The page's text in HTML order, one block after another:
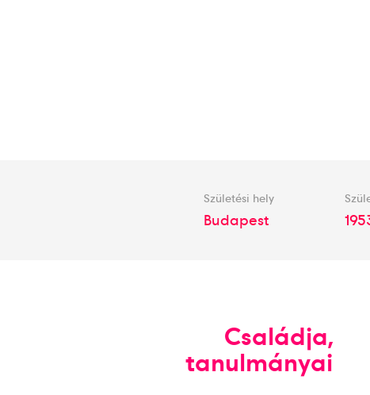
Születési hely
Budapest
Családja,
tanulmányai